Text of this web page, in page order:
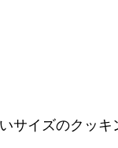
サイズのクッ